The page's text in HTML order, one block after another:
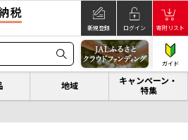
新規登録 ログイン 寄附リスト
ガイド
地域
キャンペーン・
特集